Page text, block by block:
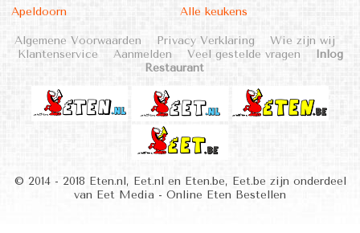
Apeldoorn
Alle keukens
Algemene Voorwaarden Privacy Verklaring
Wie zijn wij
Klantenservice
Aanmelden Veel gestelde vragen
Inlog
Restaurant
© 2014 - 2018 Eten.nl, Eet.nl en Eten.be, Eet.be zijn onderdeel
van Eet Media - Online Eten Bestellen